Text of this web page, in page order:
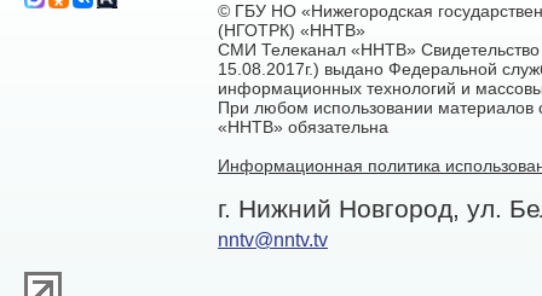
© ГБУ НО «Нижегородская
(НГОТРК) «ННТВ»
СМИ Телеканал «ННТВ»
15.08.2017г.) выдано Федеральной
информационных технологий и
При любом использовании материалов
«ННТВ» обязательна
Информационная политика
г. Нижний Новгород, ул.
nntv@nntv.tv